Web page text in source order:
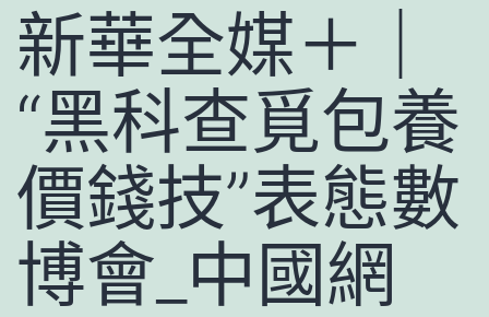
新華全媒＋｜
“黑科查覓包養
價錢技”表態數
博會_中國網